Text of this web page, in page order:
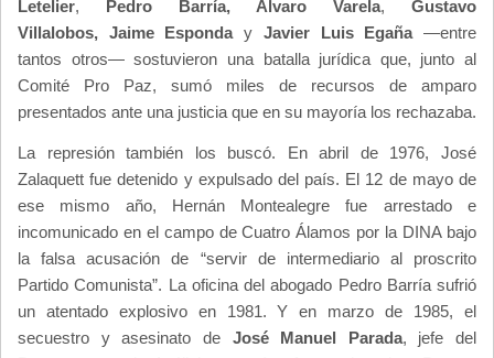
Letelier, Pedro Barría, Álvaro Varela,Gustavo
Villalobos,
Jaime Esponday Javier Luis Egaña—entre
tantos otros— sostuvieron una batalla jurídica que, junto al
Comité Pro Paz, sumó miles de recursos de amparo
presentados ante una justicia que en su mayoría los rechazaba.
La represión también los buscó. En abril de 1976, José
Zalaquett fue detenido y expulsado del país. El 12 de mayo de
ese mismo año, Hernán Montealegre fue arrestado e
incomunicado en el campo de Cuatro Álamos por la DINA bajo
la falsa acusación de “servir de intermediario al proscrito
Partido Comunista”. La oficina del abogado Pedro Barría sufrió
un atentado explosivo en 1981. Y en marzo de 1985, el
secuestro y asesinato de José Manuel Parada, jefe del